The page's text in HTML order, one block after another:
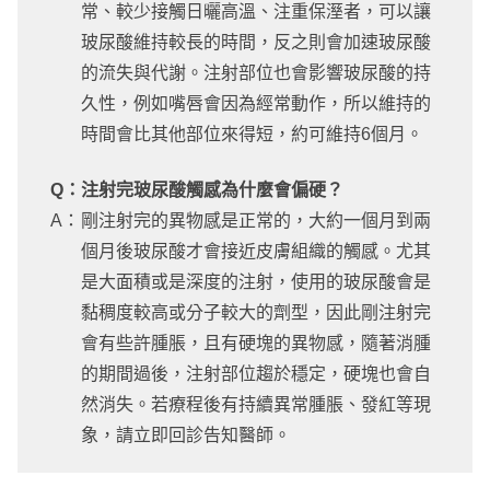
常、較少接觸日曬高溫、注重保溼者，可以讓
玻尿酸維持較長的時間，反之則會加速玻尿酸
的流失與代謝。注射部位也會影響玻尿酸的持
久性，例如嘴唇會因為經常動作，所以維持的
時間會比其他部位來得短，約可維持6個月。
Q：注射完玻尿酸觸感為什麼會偏硬？
A：
剛注射完的異物感是正常的，大約一個月到兩
個月後玻尿酸才會接近皮膚組織的觸感。尤其
是大面積或是深度的注射，使用的玻尿酸會是
黏稠度較高或分子較大的劑型，因此剛注射完
會有些許腫脹，且有硬塊的異物感，隨著消腫
的期間過後，注射部位趨於穩定，硬塊也會自
然消失。若療程後有持續異常腫脹、發紅等現
象，請立即回診告知醫師。